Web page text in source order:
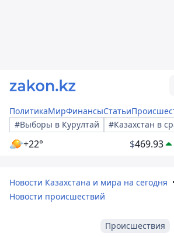
ПолитикаМирФинансыСтатьи
#Выборы в Курултай
#Казахстан в
+22° $469.93
Новости Казахстана и мира на сегодня
Новости происшествий
Происшествия